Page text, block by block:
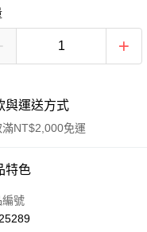
與運送方式
滿NT$2,000免運
方式
一次付款
特色
編號